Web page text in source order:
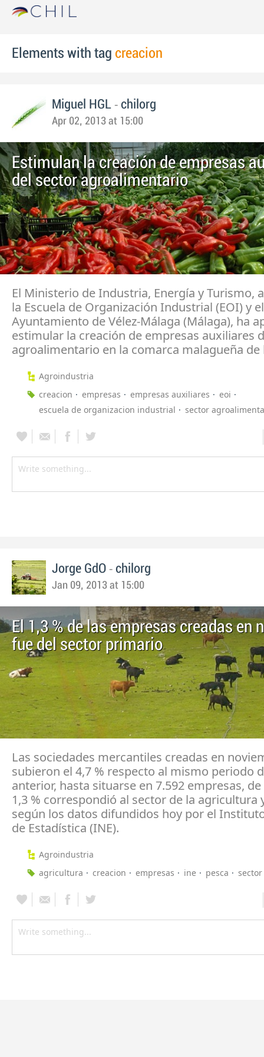
Elements with tag creacion
Miguel HGL - chilorg
Apr 02, 2013 at 15:00
Estimulan la creación de empresas
del sector agroalimentario
El Ministerio de Industria, Energía y Turismo,
la Escuela de Organización Industrial (EOI) y el
Ayuntamiento de Vélez-Málaga (Málaga), ha
estimular la creación de empresas auxiliares
agroalimentario en la comarca malagueña de
Agroindustria
creacion
empresas empresas auxiliares
eoi
escuela de organizacion industrial
sector
Jorge GdO - chilorg
Jan 09, 2013 at 15:00
El 1,3 % de las empresas creadas en
fue del sector primario
Las sociedades mercantiles creadas en
subieron el 4,7 % respecto al mismo periodo
anterior, hasta situarse en 7.592 empresas,
1,3 % correspondió al sector de la agricultura
según los datos difundidos hoy por el
de Estadística (INE).
Agroindustria
agricultura
creacion empresas ine pesca